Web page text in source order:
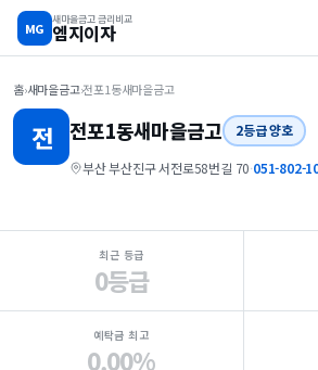
MG
새마을금고 금리비교
엠지이자
홈›새마을금고›전포1동새마을금고
전 전포1동새마을금고 2등급 양호
부산 부산진구 서전로58번길 70·051-802-
지점 핵심 지표 요약
최근 등급
0등급
예탁금 최고
0.00%